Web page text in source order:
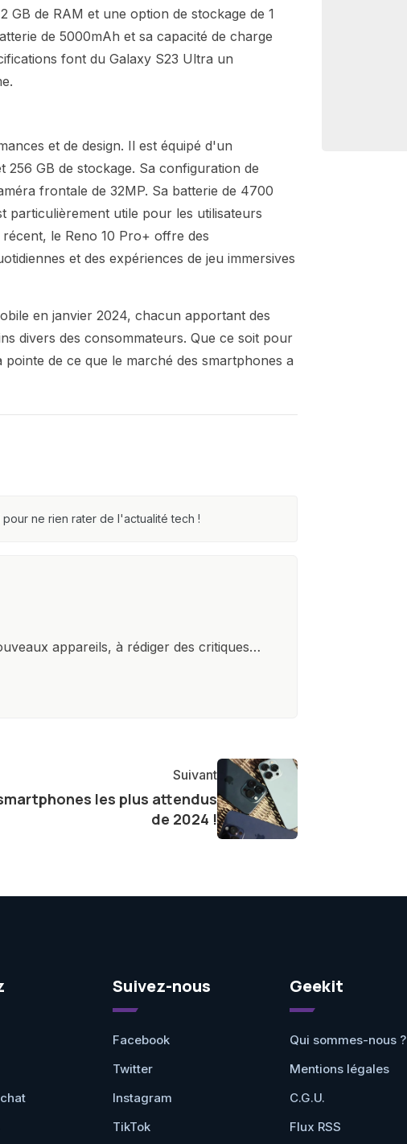
GB de RAM et une option de stockage de 1
de 5000mAh et sa capacité de charge
font du Galaxy S23 Ultra un
et de design. Il est équipé d'un
256 GB de stockage. Sa configuration de
frontale de 32MP. Sa batterie de 4700
particulièrement utile pour les utilisateurs
le Reno 10 Pro+ offre des
et des expériences de jeu immersives​​​​
en janvier 2024, chacun apportant des
divers des consommateurs. Que ce soit pour
de ce que le marché des smartphones a
pour ne rien rater de l'actualité tech !
appareils, à rédiger des critiques
et à interviewer des acteurs clés de
Suivant
les plus attendus
de 2024 !
Suivez-nous
Facebook
Twitter
Instagram
TikTok
Geekit
Qui sommes-nous ?
Mentions légales
C.G.U.
Flux RSS